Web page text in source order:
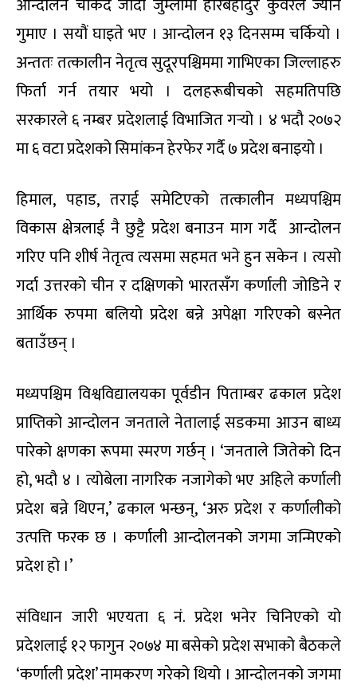
आन्दोलन चर्किंदै जाँदा जुम्लामा हरिबहादुर कुँवरले ज्यान
गुमाए । सयौं घाइते भए । आन्दोलन १३ दिनसम्म चर्कियो ।
अन्ततः तत्कालीन नेतृत्व सुदूरपश्चिममा गाभिएका जिल्लाहरु
फिर्ता गर्न तयार भयो । दलहरूबीचको सहमतिपछि
सरकारले ६ नम्बर प्रदेशलाई विभाजित गर्‍यो । ४ भदौ २०७२
मा ६ वटा प्रदेशको सिमांकन हेरफेर गर्दै ७ प्रदेश बनाइयो ।
हिमाल, पहाड, तराई समेटिएको तत्कालीन मध्यपश्चिम
विकास क्षेत्रलाई नै छुट्टै प्रदेश बनाउन माग गर्दै आन्दोलन
गरिए पनि शीर्ष नेतृत्व त्यसमा सहमत भने हुन सकेन । त्यसो
गर्दा उत्तरको चीन र दक्षिणको भारतसँग कर्णाली जोडिने र
आर्थिक रुपमा बलियो प्रदेश बन्ने अपेक्षा गरिएको बस्नेत
बताउँछन् ।
मध्यपश्चिम विश्वविद्यालयका पूर्वडीन पिताम्बर ढकाल प्रदेश
प्राप्तिको आन्दोलन जनताले नेतालाई सडकमा आउन बाध्य
पारेको क्षणका रूपमा स्मरण गर्छन् । ‘जनताले जितेको दिन
हो, भदौ ४ । त्योबेला नागरिक नजागेको भए अहिले कर्णाली
प्रदेश बन्ने थिएन,’ ढकाल भन्छन्, ‘अरु प्रदेश र कर्णालीको
उत्पत्ति फरक छ । कर्णाली आन्दोलनको जगमा जन्मिएको
प्रदेश हो ।’
संविधान जारी भएयता ६ नं. प्रदेश भनेर चिनिएको यो
प्रदेशलाई १२ फागुन २०७४ मा बसेको प्रदेश सभाको बैठकले
‘कर्णाली प्रदेश’ नामकरण गरेको थियो । आन्दोलनको जगमा